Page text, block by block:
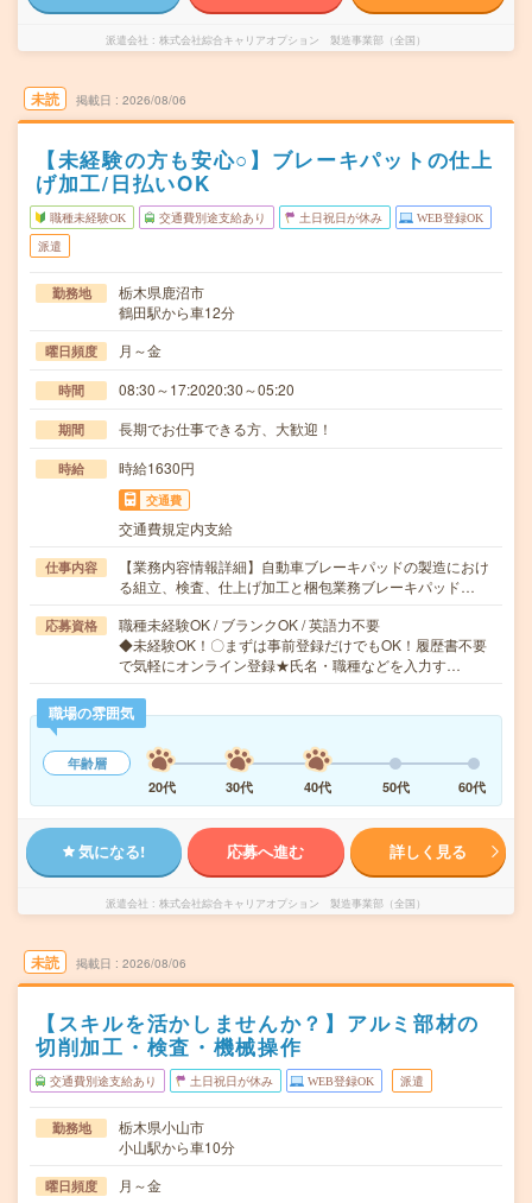
派遣会社 株式会社綜合キャリアオプション 製造事業部（全国）
未読 掲載日 2026/08/06
【未経験の方も安心○】ブレーキパットの仕上
げ加工/日払いOK
職種未経験OK 交通費別途支給あり 土日祝日が休み WEB登録OK
派遣
勤務地
栃木県鹿沼市
鶴田駅から車12分
曜日頻度 月～金
時間 08:30～17:2020:30～05:20
期間 長期でお仕事できる方、大歓迎！
時給 時給1630円
交通費
交通費規定内支給
仕事内容
【業務内容情報詳細】自動車ブレーキパッドの製造におけ
る組立、検査、仕上げ加工と梱包業務ブレーキパッド…
応募資格
職種未経験OK / ブランクOK / 英語力不要
◆未経験OK！〇まずは事前登録だけでもOK！履歴書不要
で気軽にオンライン登録★氏名・職種などを入力す…
職場の雰囲気
年齢層
20代
30代 40代 50代 60代
気になる! 応募へ進む 詳しく見る
派遣会社 株式会社綜合キャリアオプション 製造事業部（全国）
未読 掲載日 2026/08/06
【スキルを活かしませんか？】アルミ部材の
切削加工・検査・機械操作
交通費別途支給あり 土日祝日が休み WEB登録OK 派遣
勤務地
栃木県小山市
小山駅から車10分
曜日頻度 月～金